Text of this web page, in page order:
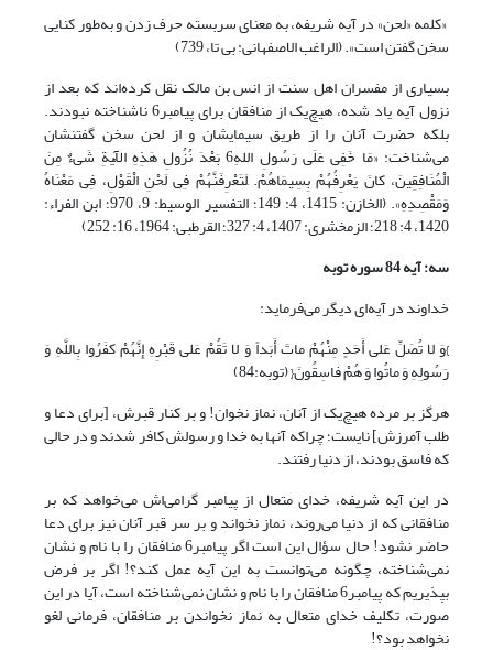
«کلمه «لحن» در آیه شریفه، به معنای سربسته حرف زدن و به‌طور کنایی
سخن گفتن است». (الراغب الاصفهانی: بی تا، 739)
بسیاری از مفسران اهل سنت از انس بن مالک نقل کرده‌اند که بعد از
نزول آیه یاد شده، هیچ‌یک از منافقان برای پیامبر6 ناشناخته نبودند.
بلکه حضرت آنان را از طریق سیمایشان و از لحن سخن گفتنشان
می‌شناخت: «مَا خَفِی عَلَى رَسُولِ اللهِ6 بَعْدَ نُزُولِ هَذِهِ الْآیةِ شَیءٌ مِنَ
الْمُنَافِقِینَ، کانَ یَعْرِفُهُمْ بِسِیمَاهُمْ. َلَتَعْرِفَنَّهُمْ فِی لَحْنِ الْقَوْلِ، فِی مَعْنَاهُ
وَمَقْصِدِهِ». (الخازن: 1415، 4: 149؛ التفسیر الوسیط: 9، 970؛ ابن الفراء:
1420، 4: 218؛ الزمخشری: 1407، 4: 327؛ القرطبی: 1964، 16: 252)
سه: آیه 84 سوره توبه
خداوند در آیه‌ای دیگر می‌فرماید:
}وَ لا تُصَلِّ عَلى‏ أَحَدٍ مِنْهُمْ ماتَ أَبَداً وَ لا تَقُمْ عَلى‏ قَبْرِهِ إِنَّهُمْ کفَرُوا بِاللَّهِ وَ
رَسُولِهِ وَ ماتُوا وَ هُمْ فاسِقُونَ{ (توبه:84)
هرگز بر مرده هیچ‌یک از آنان، نماز نخوان! و بر کنار قبرش، [برای دعا و
طلب آمرزش] نایست؛ چراکه آنها به خدا و رسولش کافر شدند و در حالی
که فاسق بودند، از دنیا رفتند.
در این آیه شریفه، خدای متعال از پیامبر گرامی‌اش می‌خواهد که بر
منافقانی که از دنیا می‌روند، نماز نخواند و بر سر قبر آنان نیز برای دعا
حاضر نشود! حال سؤال این است اگر پیامبر6 منافقان را با نام و نشان
نمی‌شناخته، چگونه‌ می‌توانست به این آیه عمل کند؟! اگر بر فرض
بپذیریم که پیامبر6 منافقان را با نام و نشان نمی‌شناخته است، آیا در این
صورت، تکلیف خدای متعال به نماز نخواندن بر منافقان، فرمانی لغو
نخواهد بود؟!